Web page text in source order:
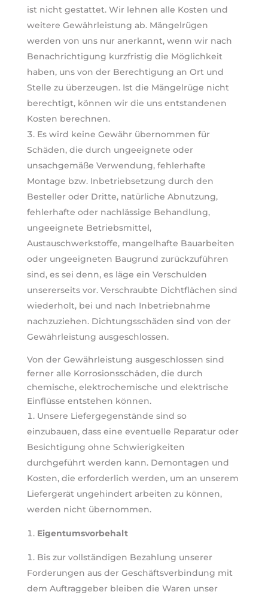
ist nicht gestattet. Wir lehnen alle Kosten und
weitere Gewährleistung ab. Mängelrügen
werden von uns nur anerkannt, wenn wir nach
Benachrichtigung kurzfristig die Möglichkeit
haben, uns von der Berechtigung an Ort und
Stelle zu überzeugen. Ist die Mängelrüge nicht
berechtigt, können wir die uns entstandenen
Kosten berechnen.
Es wird keine Gewähr übernommen für
Schäden, die durch ungeeignete oder
unsachgemäße Verwendung, fehlerhafte
Montage bzw. Inbetriebsetzung durch den
Besteller oder Dritte, natürliche Abnutzung,
fehlerhafte oder nachlässige Behandlung,
ungeeignete Betriebsmittel,
Austauschwerkstoffe, mangelhafte Bauarbeiten
oder ungeeigneten Baugrund zurückzuführen
sind, es sei denn, es läge ein Verschulden
unsererseits vor. Verschraubte Dichtflächen sind
wiederholt, bei und nach Inbetriebnahme
nachzuziehen. Dichtungsschäden sind von der
Gewährleistung ausgeschlossen.
Von der Gewährleistung ausgeschlossen sind
ferner alle Korrosionsschäden, die durch
chemische, elektrochemische und elektrische
Einflüsse entstehen können.
Unsere Liefergegenstände sind so
einzubauen, dass eine eventuelle Reparatur oder
Besichtigung ohne Schwierigkeiten
durchgeführt werden kann. Demontagen und
Kosten, die erforderlich werden, um an unserem
Liefergerät ungehindert arbeiten zu können,
werden nicht übernommen.
Eigentumsvorbehalt
Bis zur vollständigen Bezahlung unserer
Forderungen aus der Geschäftsverbindung mit
dem Auftraggeber bleiben die Waren unser